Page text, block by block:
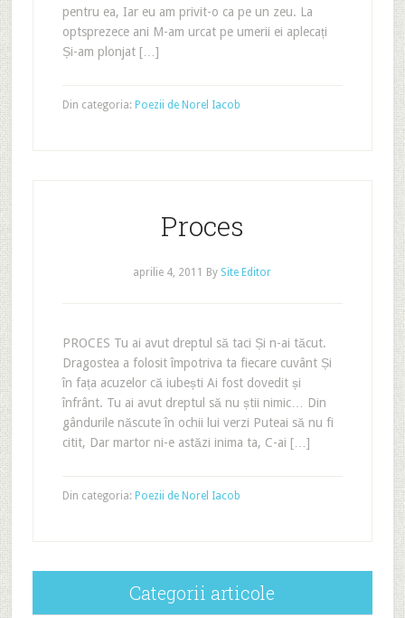
pentru ea, Iar eu am privit-o ca pe un zeu. La
optsprezece ani M-am urcat pe umerii ei aplecați
Și-am plonjat […]
Din categoria: Poezii de Norel Iacob
Proces
aprilie 4, 2011 By Site Editor
PROCES Tu ai avut dreptul să taci Și n-ai tăcut.
Dragostea a folosit împotriva ta fiecare cuvânt Și
în fața acuzelor că iubești Ai fost dovedit și
înfrânt. Tu ai avut dreptul să nu știi nimic… Din
gândurile născute în ochii lui verzi Puteai să nu fi
citit, Dar martor ni-e astăzi inima ta, C-ai […]
Din categoria: Poezii de Norel Iacob
Categorii articole